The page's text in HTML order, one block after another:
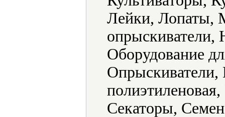
Лейки, Лопаты,
Оборудование
Секаторы,